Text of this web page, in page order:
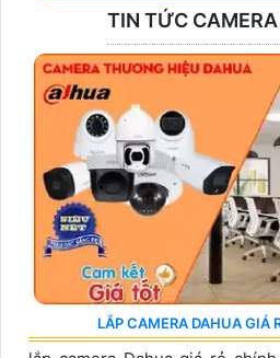
TIN TỨC
LẮP CAMERA DAHUA GIÁ